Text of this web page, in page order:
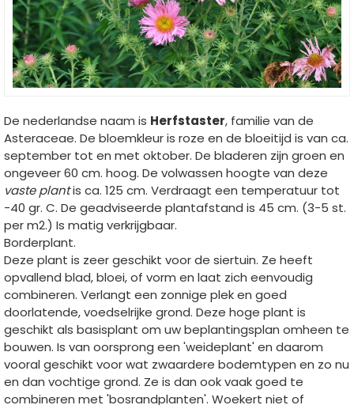
De nederlandse naam is Herfstaster, familie van de
Asteraceae. De bloemkleur is roze en de bloeitijd is van ca.
september tot en met oktober. De bladeren zijn groen en
ongeveer 60 cm. hoog. De volwassen hoogte van deze
vaste plantis ca. 125 cm. Verdraagt een temperatuur tot
-40 gr. C. De geadviseerde plantafstand is 45 cm. (3-5 st.
per m2.) Is matig verkrijgbaar.
Borderplant.
Deze plant is zeer geschikt voor de siertuin. Ze heeft
opvallend blad, bloei, of vorm en laat zich eenvoudig
combineren. Verlangt een zonnige plek en goed
doorlatende, voedselrijke grond. Deze hoge plant is
geschikt als basisplant om uw beplantingsplan omheen te
bouwen. Is van oorsprong een 'weideplant' en daarom
vooral geschikt voor wat zwaardere bodemtypen en zo nu
en dan vochtige grond. Ze is dan ook vaak goed te
combineren met 'bosrandplanten'. Woekert niet of